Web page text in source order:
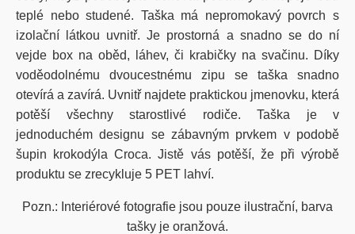
teplé nebo studené. Taška má nepromokavý povrch s
izolační látkou uvnitř. Je prostorná a snadno se do ní
vejde box na oběd, láhev, či krabičky na svačinu. Díky
voděodolnému dvoucestnému zipu se taška snadno
otevírá a zavírá. Uvnitř najdete praktickou jmenovku, která
potěší všechny starostlivé rodiče.
Taška je v
jednoduchém designu se zábavným prvkem v podobě
šupin krokodýla Croca.Jistě vás potěší, že při výrobě
produktu se zrecykluje 5 PET lahví.
Pozn.: Interiérové fotografie jsou pouze ilustrační, barva
tašky je oranžová.